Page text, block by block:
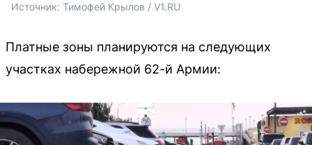
Источник: Тимофей Крылов / V1.RU
Платные зоны планируются на следующих
участках набережной 62-й Армии: